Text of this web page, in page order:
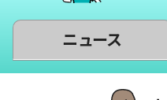
ニュース